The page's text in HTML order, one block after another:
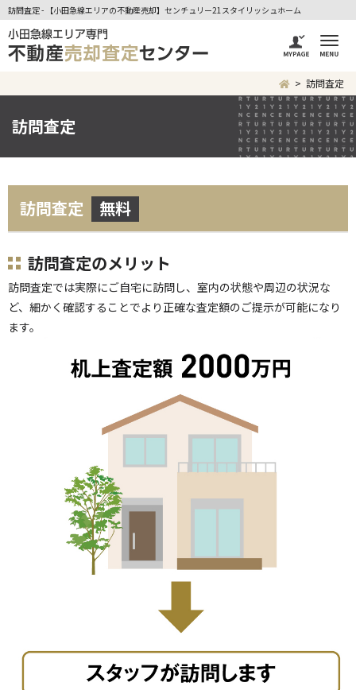
訪問査定 - 【小田急線エリアの不動産売却】センチュリー21スタイリッシュホーム
訪問査定
訪問査定
訪問査定 無料
訪問査定のメリット
訪問査定では実際にご自宅に訪問し、室内の状態や周辺の状況な
ど、細かく確認することでより正確な査定額のご提示が可能になり
ます。